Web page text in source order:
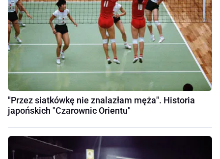
"Przez siatkówkę nie znalazłam męża". Historia
japońskich "Czarownic Orientu"